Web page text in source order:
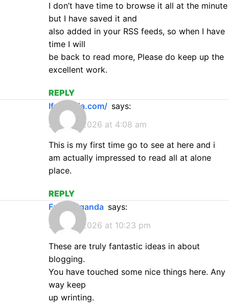
I don’t have time to browse it all at the minute
but I have saved it and
also added in your RSS feeds, so when I have
time I will
be back to read more, Please do keep up the
excellent work.
REPLY
ifxnigeria.com/ says:
July 20, 2026 at 4:08 am
This is my first time go to see at here and i
am actually impressed to read all at alone
place.
REPLY
FxPro Uganda says:
July 20, 2026 at 10:23 pm
These are truly fantastic ideas in about
blogging.
You have touched some nice things here. Any
way keep
up wrinting.